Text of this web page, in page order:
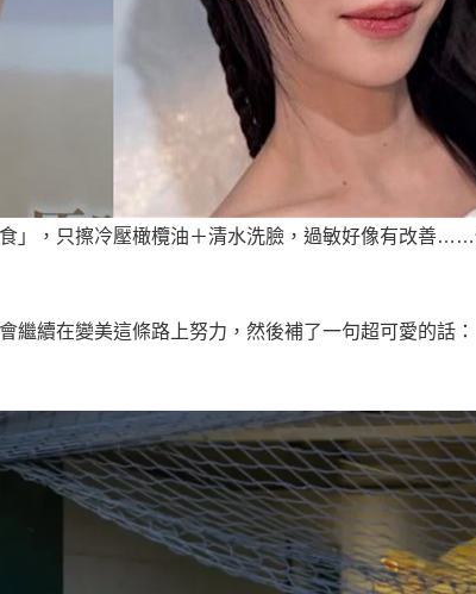
」，只擦冷壓橄欖油＋清水洗臉，過敏好像有改善
繼續在變美這條路上努力，然後補了一句超可愛的話